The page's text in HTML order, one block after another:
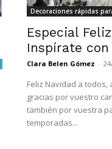
Decoraciones rápidas
Especial
Inspírate con
Clara Belen Gómez -
Feliz Navidad a todos,
gracias por vuestro
también por vuestra
temporadas...